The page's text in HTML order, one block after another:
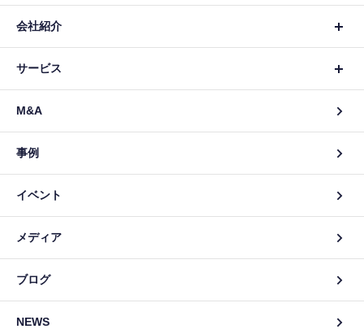
会社紹介
サービス
M&A
事例
イベント
メディア
ブログ
NEWS